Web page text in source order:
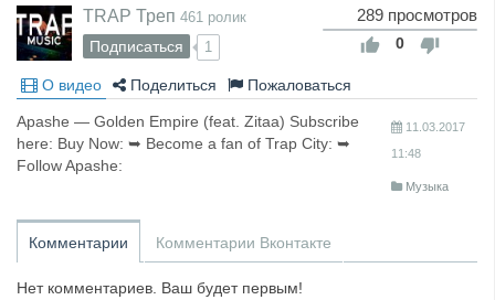
TRAP Треп 461 ролик
Подписаться 1
289 просмотров
0
О видео Поделиться Пожаловаться
Apashe — Golden Empire (feat. Zitaa) Subscribe
here: Buy Now: ➥ Become a fan of Trap City: ➥
Follow Apashe:
11.03.2017
11:48
Музыка
Комментарии Комментарии Вконтакте
Нет комментариев. Ваш будет первым!